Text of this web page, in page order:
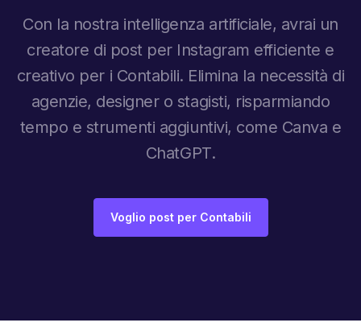
Con la nostra intelligenza artificiale, avrai un
creatore di post per Instagram efficiente e
creativo per i Contabili. Elimina la necessità di
agenzie, designer o stagisti, risparmiando
tempo e strumenti aggiuntivi, come Canva e
ChatGPT.
Voglio post per Contabili